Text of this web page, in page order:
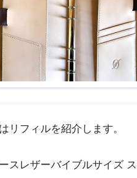
リフィルを紹介します。
ースレザーバイブルサイズ